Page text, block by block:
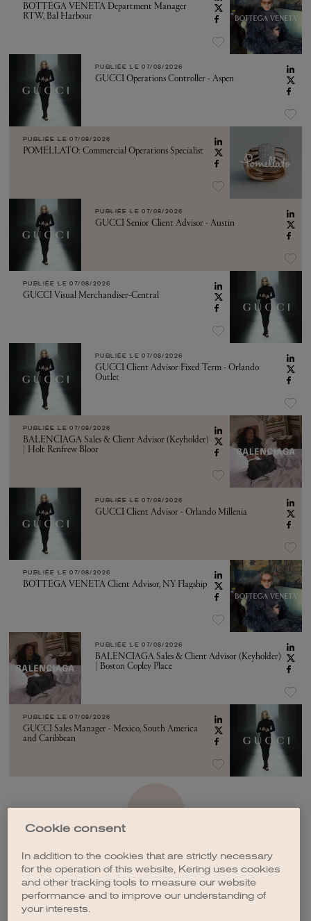
BOTTEGA VENETA Department Manager
RTW, Bal Harbour
PUBLIÉE LE 07/08/2026
GUCCI Operations Controller - Aspen
PUBLIÉE LE 07/08/2026
POMELLATO: Commercial Operations Specialist
PUBLIÉE LE 07/08/2026
GUCCI Senior Client Advisor - Austin
PUBLIÉE LE 07/08/2026
GUCCI Visual Merchandiser-Central
PUBLIÉE LE 07/08/2026
GUCCI Client Advisor Fixed Term - Orlando
Outlet
PUBLIÉE LE 07/08/2026
BALENCIAGA Sales & Client Advisor (Keyholder)
| Holt Renfrew Bloor
PUBLIÉE LE 07/08/2026
GUCCI Client Advisor - Orlando Millenia
PUBLIÉE LE 07/08/2026
BOTTEGA VENETA Client Advisor, NY Flagship
PUBLIÉE LE 07/08/2026
BALENCIAGA Sales & Client Advisor (Keyholder)
| Boston Copley Place
PUBLIÉE LE 07/08/2026
GUCCI Sales Manager - Mexico, South America
and Caribbean
CRÉER UNE ALERTE
Cookie consent
In addition to the cookies that are strictly necessary
for the operation of this website, Kering uses cookies
and other tracking tools to measure our website
performance and to improve our understanding of
your interests.